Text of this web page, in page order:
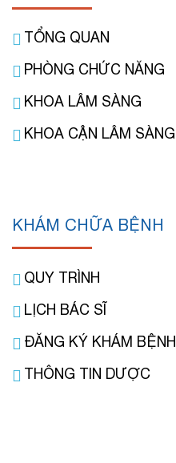
TỔNG QUAN
PHÒNG CHỨC NĂNG
KHOA LÂM SÀNG
KHOA CẬN LÂM SÀNG
KHÁM CHỮA BỆNH
QUY TRÌNH
LỊCH BÁC SĨ
ĐĂNG KÝ KHÁM BỆNH
THÔNG TIN DƯỢC